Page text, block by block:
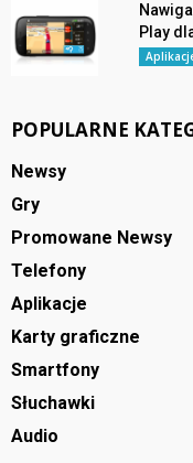
Play
POPULARNE
Newsy
Gry
Promowane Newsy
Telefony
Aplikacje
Karty graficzne
Smartfony
Słuchawki
Audio